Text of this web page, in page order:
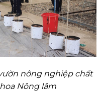
nông nghiệp chất
Nông lâm